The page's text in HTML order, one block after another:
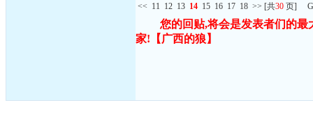
<< 11 12 13 14 15 16 17 18 >> [共30 页]
您的回贴,将会是发表者们的
家! 【广西的狼】